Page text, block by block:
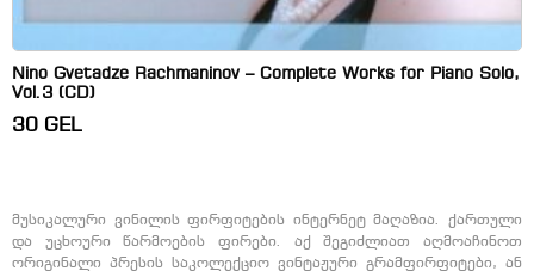
Nino Gvetadze Rachmaninov – Complete Works for Piano Solo,
Vol.3 (CD)
30 GEL
მუსიკალური ვინილის ფირფიტების ინტერნეტ მაღაზია. ქართული
და უცხოური წარმოების ფირები. აქ შეგიძლიათ აღმოაჩინოთ
ორიგინალი პრესის საკოლექციო ვინტაჟური გრამფირფიტები, ან